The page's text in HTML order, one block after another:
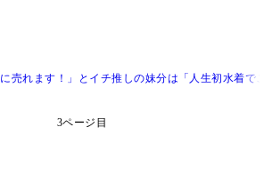
売れます！」とイチ推しの妹分は「人生初水着
3ページ目